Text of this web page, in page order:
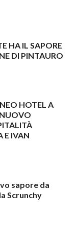
HA IL SAPORE
DI PINTAURO
HOTEL A
E IVAN
sapore da
Scrunchy